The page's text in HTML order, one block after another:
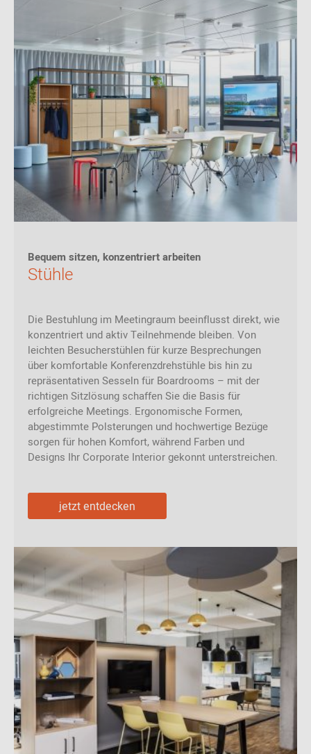
Bequem sitzen, konzentriert arbeiten
Stühle
Die Bestuhlung im Meetingraum beeinflusst direkt, wie
konzentriert und aktiv Teilnehmende bleiben. Von
leichten Besucherstühlen für kurze Besprechungen
über komfortable Konferenzdrehstühle bis hin zu
repräsentativen Sesseln für Boardrooms – mit der
richtigen Sitzlösung schaffen Sie die Basis für
erfolgreiche Meetings. Ergonomische Formen,
abgestimmte Polsterungen und hochwertige Bezüge
sorgen für hohen Komfort, während Farben und
Designs Ihr Corporate Interior gekonnt unterstreichen.
jetzt entdecken